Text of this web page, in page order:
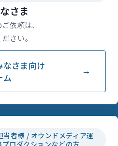
さま
依頼は、
さい。
なさま向け
ム
者様 / オウンドメディア運